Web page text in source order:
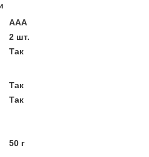
AAA
2 шт.
Так
Так
Так
50 г